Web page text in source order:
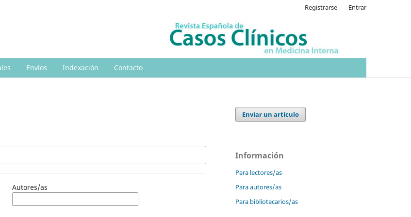
Envíos Indexación Contacto
Registrarse Entrar
Autores/as
Enviar un artículo
Información
Para lectores/as
Para autores/as
Para bibliotecarios/as